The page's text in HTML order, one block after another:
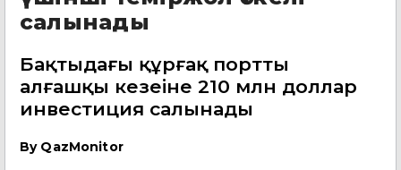
салынады
Бақтыдағы құрғақ порттың
алғашқы кезеңіне 210 млн доллар
инвестиция салынады
By QazMonitor